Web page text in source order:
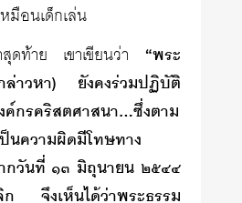
มือนเด็กเล่น
ดท้าย เขาเขียนว่า “พระ
าวหา) ยังคงร่วมปฏิบัติ
ค์กรคริสตศาสนา…ซึ่งตาม
นความผิดมีโทษทาง
กวันที่ ๑๓ มิถุนายน ๒๕๔๔
ก จึงเห็นได้ว่าพระธรรม